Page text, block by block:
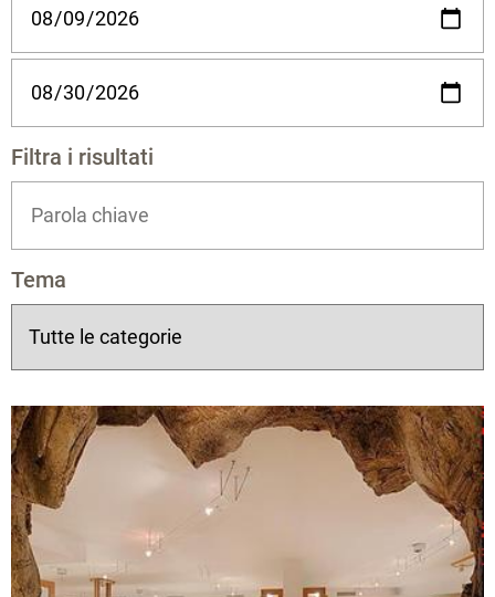
Filtra i risultati
Tema